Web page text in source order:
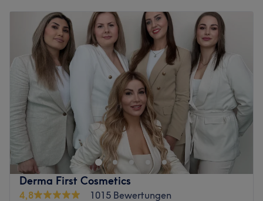
Dienstag
10:00–19:00
Mittwoch
10:00–19:00
Donnerstag
10:00–19:00
Freitag
10:00– 19:00
Samstag
10:00 –17:00
Sonntag
Geschlossen
Bei La Beautyque in Frankfurt am Main kannst du dem
Alltagsstress entkommen und dich dabei rundum
verschönern lassen. Hier erwarten dich wohltuende
Gesichtsbehandlungen, ausführliche Beratungen und
andere fabelhafte Beauty-Anwendungen. Vergiss den
stressigen Alltag und lass dich mit dem allumfassenden
Derma First Cosmetics
4,8
1015 Bewertungen